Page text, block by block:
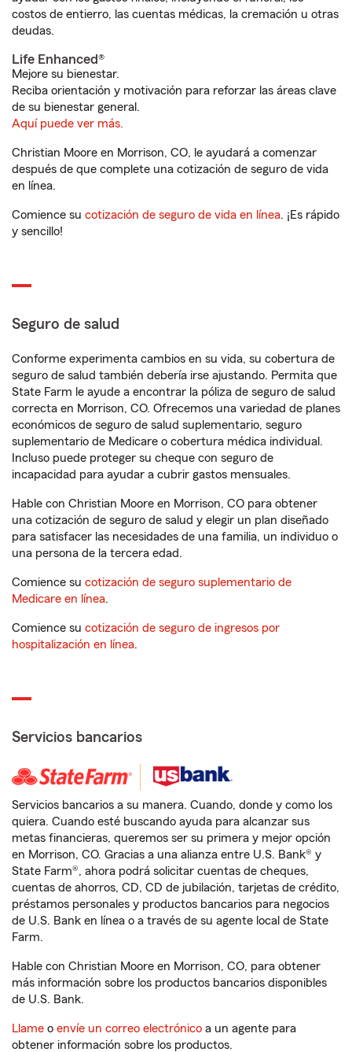
costos de entierro, las cuentas médicas, la cremación u otras
deudas.
Life Enhanced®
Mejore su bienestar.
Reciba orientación y motivación para reforzar las áreas clave
de su bienestar general.
Aquí puede ver más.
Christian Moore en Morrison, CO, le ayudará a comenzar
después de que complete una cotización de seguro de vida
en línea.
Comience su cotización de seguro de vida en línea. ¡Es rápido
y sencillo!
Seguro de salud
Conforme experimenta cambios en su vida, su cobertura de
seguro de salud también debería irse ajustando. Permita que
State Farm le ayude a encontrar la póliza de seguro de salud
correcta en Morrison, CO. Ofrecemos una variedad de planes
económicos de seguro de salud suplementario, seguro
suplementario de Medicare o cobertura médica individual.
Incluso puede proteger su cheque con seguro de
incapacidad para ayudar a cubrir gastos mensuales.
Hable con Christian Moore en Morrison, CO para obtener
una cotización de seguro de salud y elegir un plan diseñado
para satisfacer las necesidades de una familia, un individuo o
una persona de la tercera edad.
Comience su cotización de seguro suplementario de
Medicare en línea.
Comience su cotización de seguro de ingresos por
hospitalización en línea.
Servicios bancarios
Servicios bancarios a su manera. Cuando, donde y como los
quiera. Cuando esté buscando ayuda para alcanzar sus
metas financieras, queremos ser su primera y mejor opción
en Morrison, CO. Gracias a una alianza entre U.S. Bank® y
State Farm®, ahora podrá solicitar cuentas de cheques,
cuentas de ahorros, CD, CD de jubilación, tarjetas de crédito,
préstamos personales y productos bancarios para negocios
de U.S. Bank en línea o a través de su agente local de State
Farm.
Hable con Christian Moore en Morrison, CO, para obtener
más información sobre los productos bancarios disponibles
de U.S. Bank.
Llame o envíe un correo electrónico a un agente para
obtener información sobre los productos.